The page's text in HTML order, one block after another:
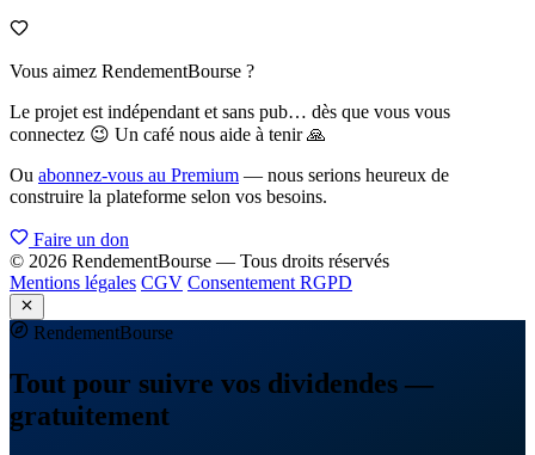
Vous aimez RendementBourse ?
Le projet est indépendant et sans pub… dès que vous vous
connectez 😉 Un café nous aide à tenir 🙏
Ou abonnez-vous au Premium — nous serions heureux de
construire la plateforme selon vos besoins.
Faire un don
© 2026 RendementBourse — Tous droits réservés
Mentions légales CGV Consentement RGPD
RendementBourse
Tout pour suivre vos dividendes —
gratuitement